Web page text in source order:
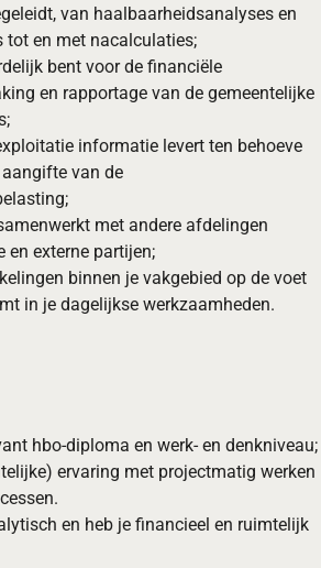
van haalbaarheidsanalyses en
tot en met nacalculaties;
bent voor de financiële
en rapportage van de gemeentelijke
informatie levert ten behoeve
van de
met andere afdelingen
en externe partijen;
binnen je vakgebied op de voet
in je dagelijkse werkzaamheden.
hbo-diploma en werk- en denkniveau;
ervaring met projectmatig werken
en heb je financieel en ruimtelijk